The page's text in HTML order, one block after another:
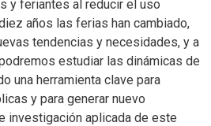
y feriantes al reducir el uso
años las ferias han cambiado,
tendencias y necesidades, y a
estudiar las dinámicas de
una herramienta clave para
y para generar nuevo
investigación aplicada de este